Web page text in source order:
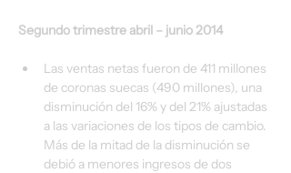
Segundo trimestre abril – junio 2014
Las ventas netas fueron de 411 millones
de coronas suecas (490 millones), una
disminución del 16% y del 21% ajustadas
a las variaciones de los tipos de cambio.
Más de la mitad de la disminución se
debió a menores ingresos de dos